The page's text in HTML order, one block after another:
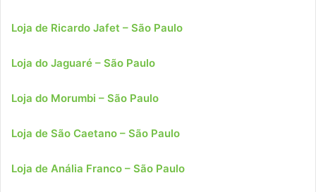
Loja de Ricardo Jafet – São Paulo
Loja do Jaguaré – São Paulo
Loja do Morumbi – São Paulo
Loja de São Caetano – São Paulo
Loja de Anália Franco – São Paulo